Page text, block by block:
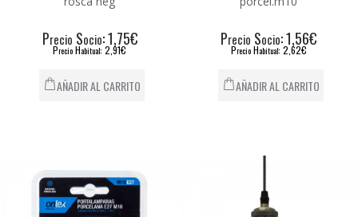
Precio Socio: 1,75€
Precio Habitual: 2,91€
AÑADIR AL CARRITO
Precio Socio: 1,56€
PrecioHabitual: 2,62€
AÑADIR AL CARRITO